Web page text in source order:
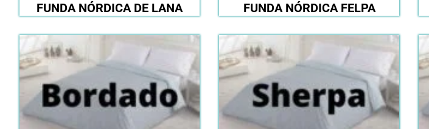
FUNDA NÓRDICA DE LANA FUNDA NÓRDICA FELPA